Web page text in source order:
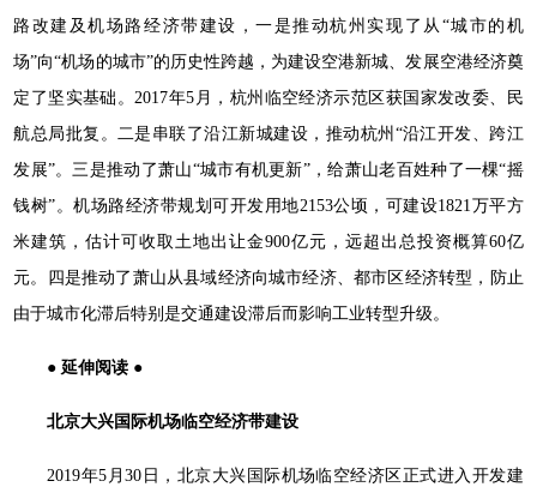
路改建及机场路经济带建设，一是推动杭州实现了从“城市的机
场”向“机场的城市”的历史性跨越，为建设空港新城、发展空港经济奠
定了坚实基础。2017年5月，杭州临空经济示范区获国家发改委、民
航总局批复。二是串联了沿江新城建设，推动杭州“沿江开发、跨江
发展”。三是推动了萧山“城市有机更新”，给萧山老百姓种了一棵“摇
钱树”。机场路经济带规划可开发用地2153公顷，可建设1821万平方
米建筑，估计可收取土地出让金900亿元，远超出总投资概算60亿
元。四是推动了萧山从县域经济向城市经济、都市区经济转型，防止
由于城市化滞后特别是交通建设滞后而影响工业转型升级。
● 延伸阅读 ●
北京大兴国际机场临空经济带建设
2019年5月30日，北京大兴国际机场临空经济区正式进入开发建